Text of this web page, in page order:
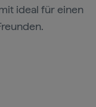
ideal für einen